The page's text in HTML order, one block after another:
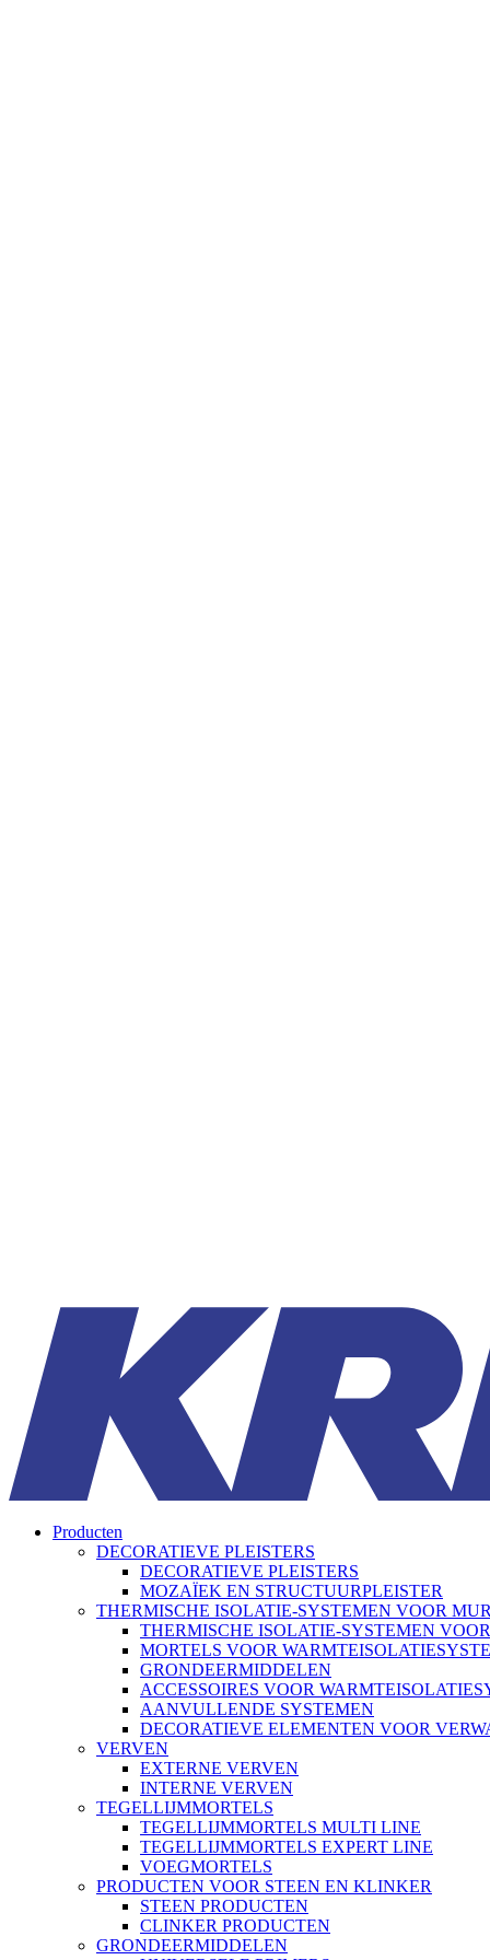
Producten
DECORATIEVE PLEISTERS
DECORATIEVE PLEISTERS
MOZAÏEK EN STRUCTUURPLEISTER
THERMISCHE ISOLATIE-SYSTEMEN VOOR
THERMISCHE ISOLATIE-SYSTEMEN
MORTELS VOOR
GRONDEERMIDDELEN
ACCESSOIRES VOOR
AANVULLENDE SYSTEMEN
DECORATIEVE ELEMENTEN VOOR
VERVEN
EXTERNE VERVEN
INTERNE VERVEN
TEGELLIJMMORTELS
TEGELLIJMMORTELS MULTI LINE
TEGELLIJMMORTELS EXPERT LINE
VOEGMORTELS
PRODUCTEN VOOR STEEN EN KLINKER
STEEN PRODUCTEN
CLINKER PRODUCTEN
GRONDEERMIDDELEN